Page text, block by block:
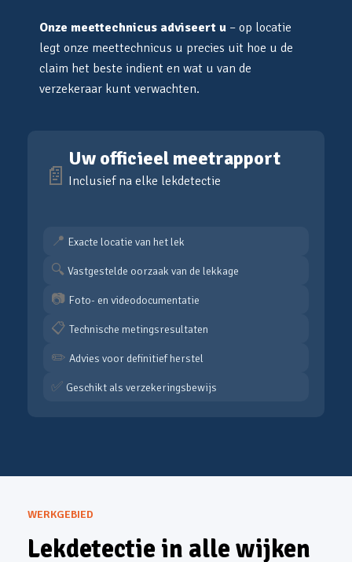
Onze meettechnicus adviseert u – op locatie
legt onze meettechnicus u precies uit hoe u de
claim het beste indient en wat u van de
verzekeraar kunt verwachten.
📄
Uw officieel meetrapport
Inclusief na elke lekdetectie
📍 Exacte locatie van het lek
🔍 Vastgestelde oorzaak van de lekkage
📷 Foto- en videodocumentatie
📋 Technische metingsresultaten
✏️ Advies voor definitief herstel
✅ Geschikt als verzekeringsbewijs
WERKGEBIED
Lekdetectie in alle wijken